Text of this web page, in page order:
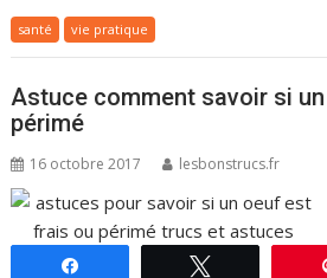
santé vie pratique
Astuce comment savoir si
périmé
16 octobre 2017 lesbonstrucs.fr